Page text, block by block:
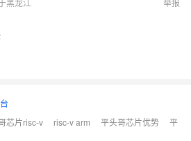
黑龙江 举报
芯片risc-v risc-v arm 平头哥芯片优势
平